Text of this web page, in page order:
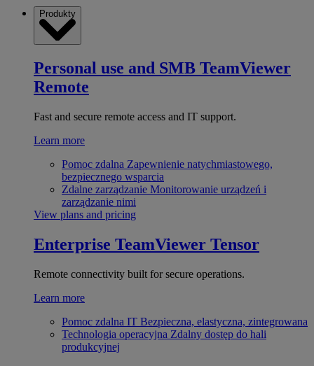
Produkty
Personal use and SMB TeamViewer
Remote
Fast and secure remote access and IT support.
Learn more
Pomoc zdalna Zapewnienie natychmiastowego,
bezpiecznego wsparcia
Zdalne zarządzanie Monitorowanie urządzeń i
zarządzanie nimi
View plans and pricing
Enterprise TeamViewer Tensor
Remote connectivity built for secure operations.
Learn more
Pomoc zdalna IT Bezpieczna, elastyczna, zintegrowana
Technologia operacyjna Zdalny dostęp do hali
produkcyjnej